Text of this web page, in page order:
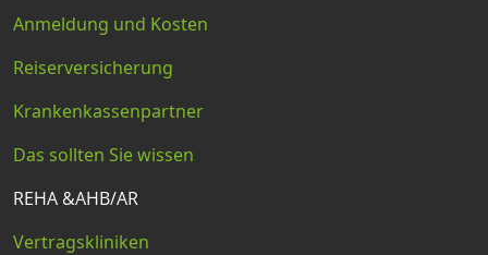
Anmeldung und Kosten
Reiserversicherung
Krankenkassenpartner
Das sollten Sie wissen
REHA &AHB/AR
Vertragskliniken